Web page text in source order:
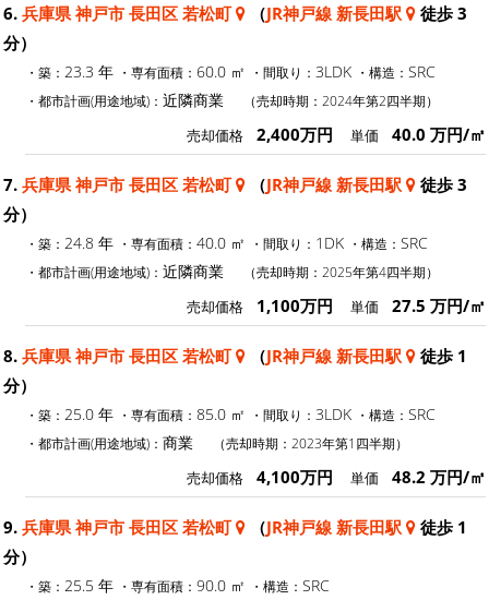
6. 兵庫県 神戸市 長田区 若松町 （JR神戸線 新長田駅
徒歩 3
分）
・築： 23.3 年 ・専有面積： 60.0 ㎡ ・間取り： 3LDK ・構造： SRC
・都市計画(用途地域)： 近隣商業 （売却時期：2024年第2四半期）
売却価格 2,400万円 単価 40.0 万円/㎡
7. 兵庫県 神戸市 長田区 若松町 （JR神戸線 新長田駅
徒歩 3
分）
・築： 24.8 年 ・専有面積： 40.0 ㎡ ・間取り： 1DK ・構造： SRC
・都市計画(用途地域)： 近隣商業 （売却時期：2025年第4四半期）
売却価格 1,100万円 単価 27.5 万円/㎡
8. 兵庫県 神戸市 長田区 若松町 （JR神戸線 新長田駅
徒歩 1
分）
・築： 25.0 年 ・専有面積： 85.0 ㎡ ・間取り： 3LDK ・構造： SRC
・都市計画(用途地域)： 商業 （売却時期：2023年第1四半期）
売却価格 4,100万円 単価 48.2 万円/㎡
9. 兵庫県 神戸市 長田区 若松町 （JR神戸線 新長田駅
徒歩 1
分）
・築： 25.5 年 ・専有面積： 90.0 ㎡ ・構造： SRC